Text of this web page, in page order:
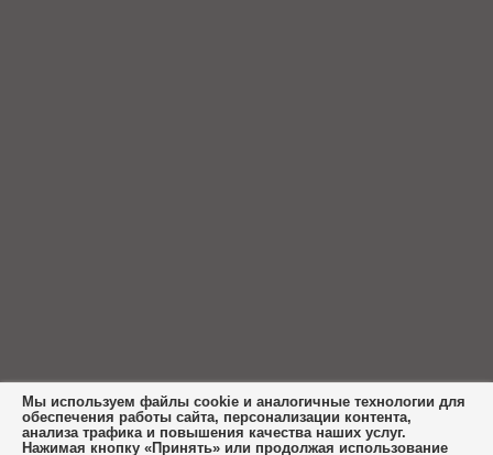
Мы используем файлы cookie и аналогичные технологии для
обеспечения работы сайта, персонализации контента,
анализа трафика и повышения качества наших услуг.
Нажимая кнопку «Принять» или продолжая использование